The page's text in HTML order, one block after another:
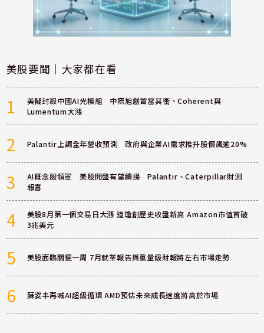
美股要聞｜大家都在看
1
美擬封殺中國AI光模組 中際旭創首當其衝、Coherent與
Lumentum大漲
2 Palantir上調全年營收預測 政府與企業AI需求推升股價飆逾20%
3
AI概念股領軍 美股開盤有望續揚 Palantir、Caterpillar財測
報喜
4
美股8月第一個交易日大漲 道瓊創歷史收盤新高 Amazon市值首破
3兆美元
5 美股面臨關鍵一周 7月就業報告與重量級財報將左右市場走勢
6 蘇姿丰再喊AI超級循環 AMD預估未來成長速度將高於市場